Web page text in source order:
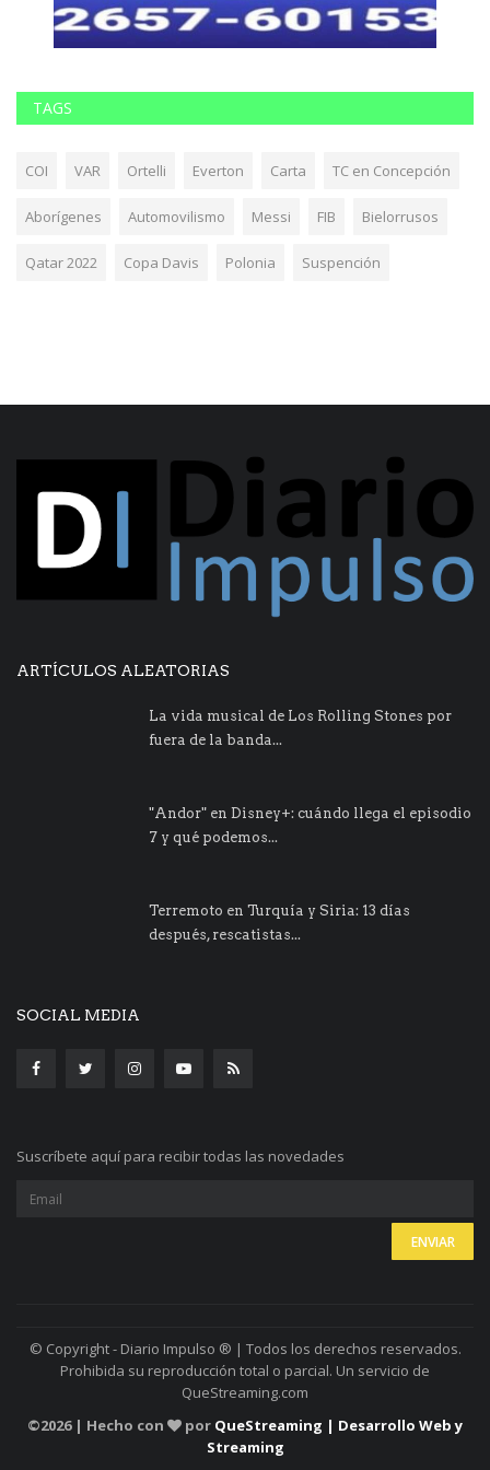
TAGS
COI VAR Ortelli Everton Carta TC en Concepción
Aborígenes Automovilismo Messi FIB Bielorrusos
Qatar 2022 Copa Davis Polonia Suspención
ARTÍCULOS ALEATORIAS
La vida musical de Los Rolling Stones por
fuera de la banda...
"Andor" en Disney+: cuándo llega el episodio
7 y qué podemos...
Terremoto en Turquía y Siria: 13 días
después, rescatistas...
SOCIAL MEDIA
Suscríbete aquí para recibir todas las novedades
© Copyright - Diario Impulso ® | Todos los derechos reservados.
Prohibida su reproducción total o parcial. Un servicio de
QueStreaming.com
©2026 | Hecho con por QueStreaming | Desarrollo Web y
Streaming